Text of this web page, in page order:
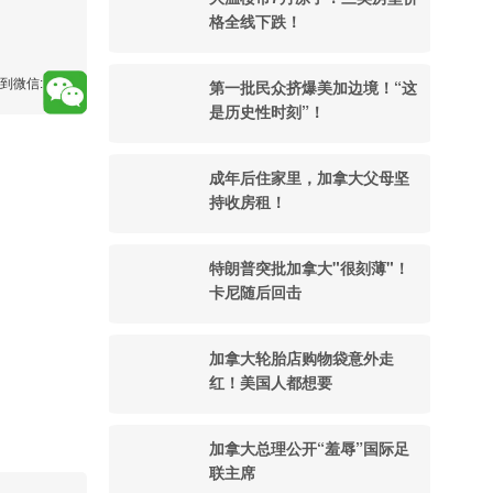
格全线下跌！
第一批民众挤爆美加边境！“这
是历史性时刻”！
成年后住家里，加拿大父母坚
持收房租！
特朗普突批加拿大"很刻薄"！
卡尼随后回击
加拿大轮胎店购物袋意外走
红！美国人都想要
加拿大总理公开“羞辱”国际足
联主席
微信: